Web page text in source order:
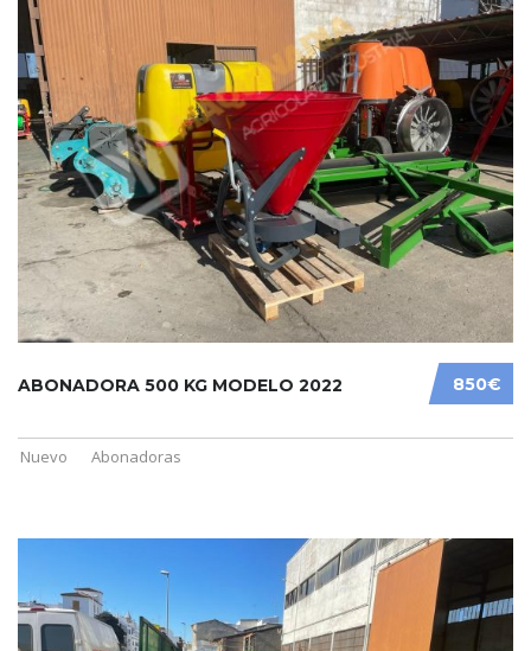
850€
ABONADORA 500 KG MODELO 2022
Nuevo Abonadoras